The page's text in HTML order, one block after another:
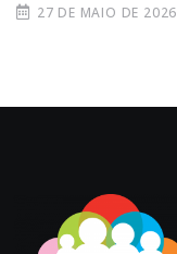
27 DE MAIO DE 2026